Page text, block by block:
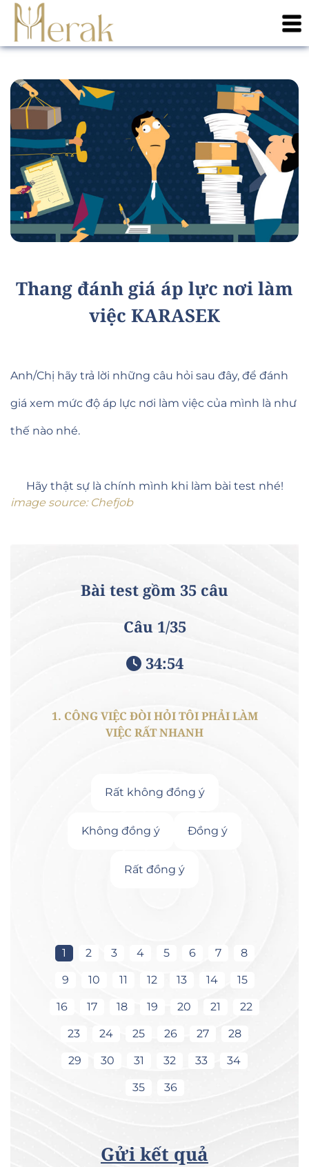
Thang đánh giá áp lực nơi làm
việc KARASEK
Anh/Chị hãy trả lời những câu hỏi sau đây, để đánh
giá xem mức độ áp lực nơi làm việc của mình là như
thế nào nhé.
Hãy thật sự là chính mình khi làm bài test nhé!
image source: Chefjob
Bài test gồm 35 câu
Câu 1/35
34:53
1. CÔNG VIỆC ĐÒI HỎI TÔI PHẢI LÀM
VIỆC RẤT NHANH
Rất không đồng ý
Không đồng ý Đồng ý
Rất đồng ý
1 2 3 4 5 6 7 8
9 10 11 12 13 14 15
16 17 18 19 20 21 22
23 24 25 26 27 28
29 30 31 32 33 34
35 36
Gửi kết quả